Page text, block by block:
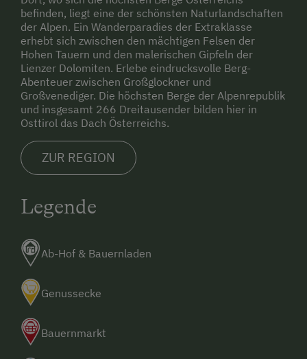
befinden, liegt eine der schönsten Naturlandschaften
der Alpen. Ein Wanderparadies der Extraklasse
erhebt sich zwischen den mächtigen Felsen der
Hohen Tauern und den malerischen Gipfeln der
Lienzer Dolomiten. Erlebe eindrucksvolle Berg-
Abenteuer zwischen Großglockner und
Großvenediger. Die höchsten Berge der Alpenrepublik
und insgesamt 266 Dreitausender bilden hier in
Osttirol das Dach Österreichs.
ZUR REGION
Legende
Ab-Hof & Bauernladen
Genussecke
Bauernmarkt